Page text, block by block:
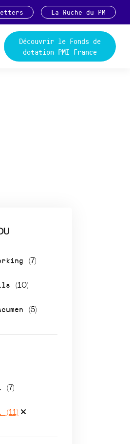
La Ruche du PM
Découvrir le Fonds de
dotation PMI France
(7)
(10)
(5)
(7)
(11)